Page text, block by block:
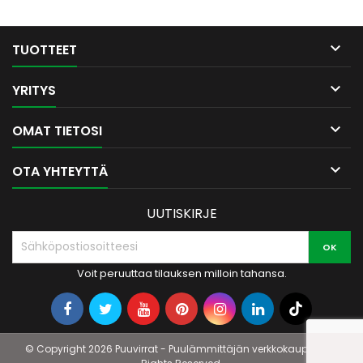
TUOTTEET 
YRITYS 
OMAT TIETOSI 
OTA YHTEYTTÄ 
UUTISKIRJE
Voit peruuttaa tilauksen milloin tahansa.
© Copyright 2026 Puuvirrat - Puulämmittäjän verkkokauppa. All